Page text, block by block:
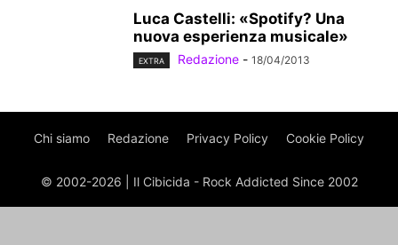
Luca Castelli: «Spotify? Una
nuova esperienza musicale»
EXTRA Redazione - 18/04/2013
Chi siamo Redazione Privacy Policy Cookie Policy
© 2002-2026 | Il Cibicida - Rock Addicted Since 2002